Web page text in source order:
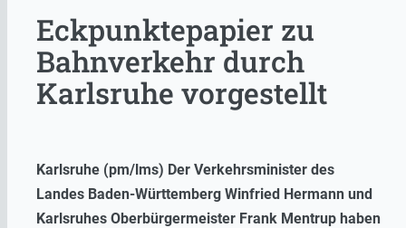
Eckpunktepapier zu
Bahnverkehr durch
Karlsruhe vorgestellt
Karlsruhe (pm/lms) Der Verkehrsminister des
Landes Baden-Württemberg Winfried Hermann und
Karlsruhes Oberbürgermeister Frank Mentrup haben